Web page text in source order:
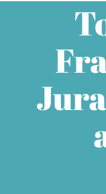
LES
LES RÉCITS
LES
LES